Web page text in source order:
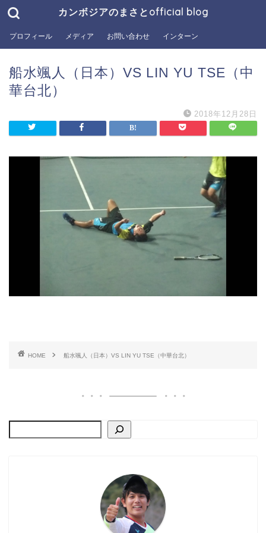
カンボジアのまさとofficial blog
プロフィール メディア お問い合わせ インターン
船水颯人（日本）VS LIN YU TSE（中
華台北）
2018年12月28日
HOME 船水颯人（日本）VS LIN YU TSE（中華台北）